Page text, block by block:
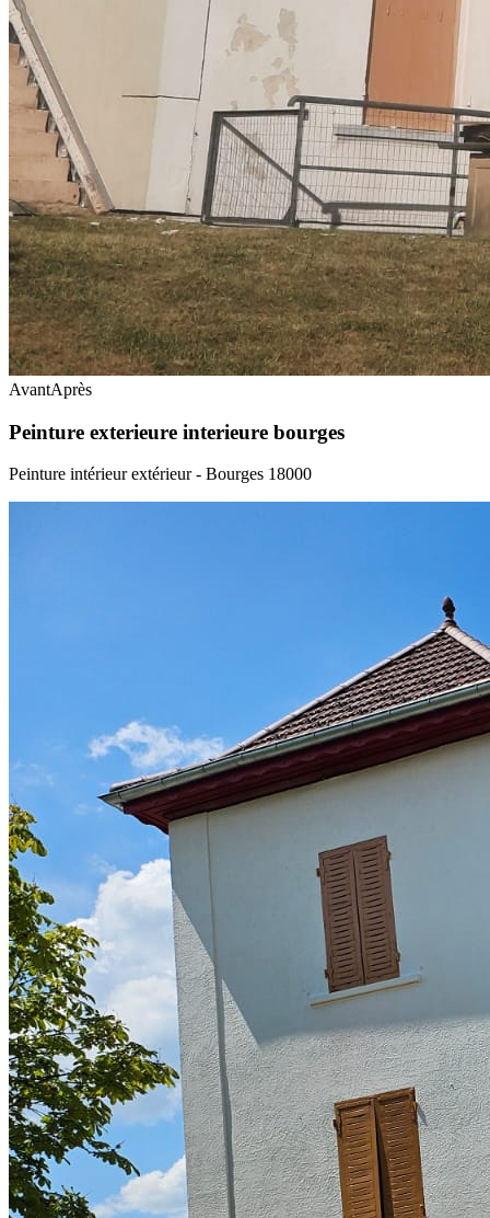
AvantAprès
Peinture exterieure interieure bourges
Peinture intérieur extérieur - Bourges 18000